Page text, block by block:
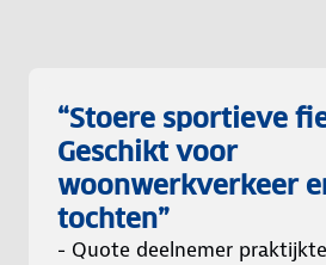
“Stoere sportieve
Geschikt voor
woonwerkverkeer
tochten”
- Quote deelnemer